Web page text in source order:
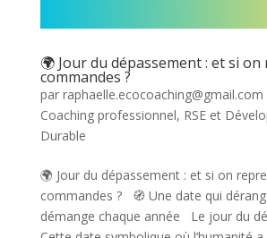
🌍 Jour du dépassement : et si
commandes ?
par raphaelle.ecocoaching@gmail.com
Coaching professionnel, RSE et
Durable
🌍 Jour du dépassement : et si on
commandes ? 🧭 Une date qui
démange chaque année Le jour du